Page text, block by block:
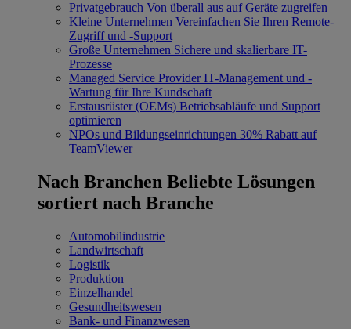
Privatgebrauch Von überall aus auf Geräte zugreifen
Kleine Unternehmen Vereinfachen Sie Ihren Remote-
Zugriff und -Support
Große Unternehmen Sichere und skalierbare IT-
Prozesse
Managed Service Provider IT-Management und -
Wartung für Ihre Kundschaft
Erstausrüster (OEMs) Betriebsabläufe und Support
optimieren
NPOs und Bildungseinrichtungen 30% Rabatt auf
TeamViewer
Nach Branchen Beliebte Lösungen
sortiert nach Branche
Automobilindustrie
Landwirtschaft
Logistik
Produktion
Einzelhandel
Gesundheitswesen
Bank- und Finanzwesen